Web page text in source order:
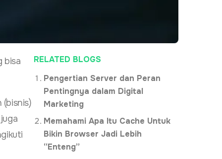
bisa
(bisnis)
RELATED BLOGS
Pengertian Server dan Peran
Pentingnya dalam Digital
Marketing
Memahami Apa Itu Cache Untuk
Bikin Browser Jadi Lebih
“Enteng”